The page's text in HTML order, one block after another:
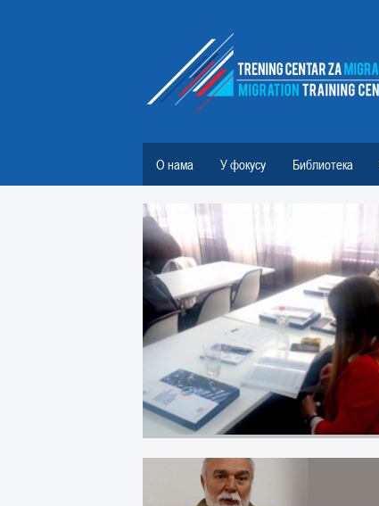
О нама У фокусу Библиотека